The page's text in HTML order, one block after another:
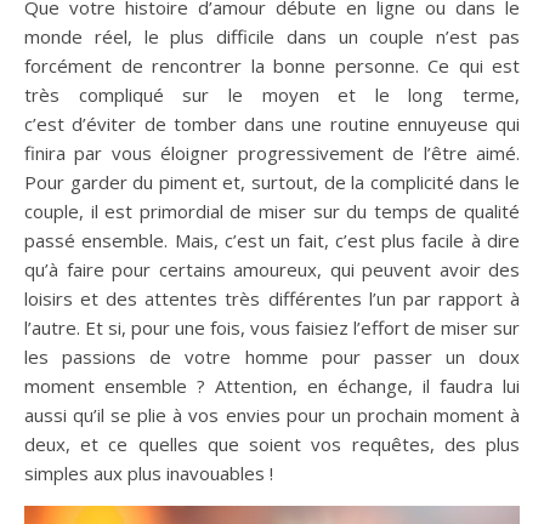
Que votre histoire d’amour débute en ligne ou dans le
monde réel, le plus difficile dans un couple n’est pas
forcément de rencontrer la bonne personne. Ce qui est
très compliqué sur le moyen et le long terme,
c’est d’éviter de tomber dans une routine ennuyeuse qui
finira par vous éloigner progressivement de l’être aimé.
Pour garder du piment et, surtout, de la complicité dans le
couple, il est primordial de miser sur du temps de qualité
passé ensemble. Mais, c’est un fait, c’est plus facile à dire
qu’à faire pour certains amoureux, qui peuvent avoir des
loisirs et des attentes très différentes l’un par rapport à
l’autre. Et si, pour une fois, vous faisiez l’effort de miser sur
les passions de votre homme pour passer un doux
moment ensemble ? Attention, en échange, il faudra lui
aussi qu’il se plie à vos envies pour un prochain moment à
deux, et ce quelles que soient vos requêtes, des plus
simples aux plus inavouables !